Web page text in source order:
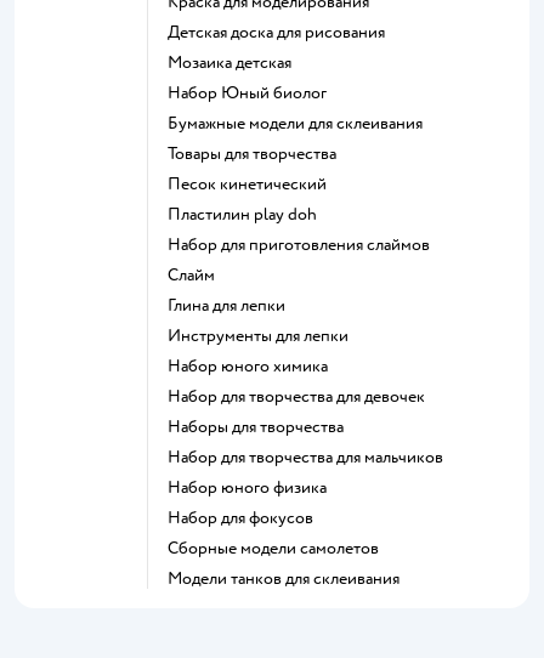
Детская доска для рисования
Мозаика детская
набор Юный биолог
Бумажные модели для склеивания
Товары для творчества
Песок кинетический
Пластилин play doh
Набор для приготовления слаймов
Слайм
Глина для лепки
Инструменты для лепки
Набор юного химика
Набор для творчества для девочек
Наборы для творчества
Набор для творчества для мальчиков
Набор юного физика
Набор для фокусов
Сборные модели самолетов
Модели танков для склеивания